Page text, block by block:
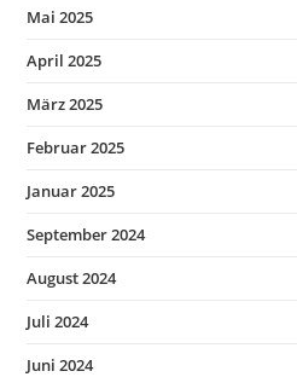
Mai 2025
April 2025
März 2025
Februar 2025
Januar 2025
September 2024
August 2024
Juli 2024
Juni 2024